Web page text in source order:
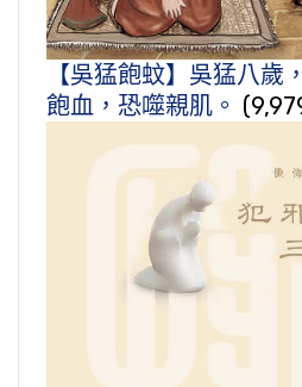
【吳猛飽蚊】吳猛八歲
飽血，恐噬親肌。